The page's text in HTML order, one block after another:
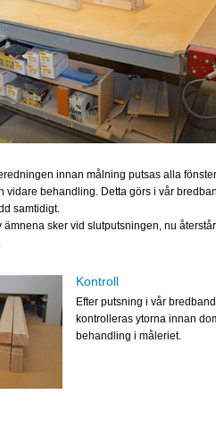
innan målning putsas alla
vidare behandling. Detta görs i vår
samtidigt.
ämnena sker vid slutputsningen, nu
Kontroll
Efter putsning i vår
kontrolleras ytorna innan
behandling i måleriet.